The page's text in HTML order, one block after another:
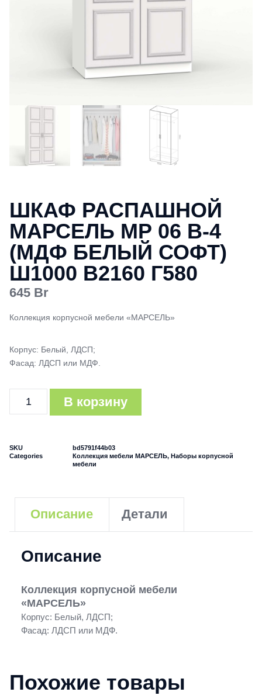
ШКАФ РАСПАШНОЙ
МАРСЕЛЬ МР 06 В-4
(МДФ БЕЛЫЙ СОФТ)
Ш1000 В2160 Г580
645 Br
Коллекция корпусной мебели «МАРСЕЛЬ»
Корпус: Белый, ЛДСП;
Фасад: ЛДСП или МДФ.
В корзину
SKU
bd5791f44b03
Categories
Коллекция мебели МАРСЕЛЬ, Наборы корпусной
мебели
Описание Детали
Описание
Коллекция корпусной мебели
«МАРСЕЛЬ»
Корпус: Белый, ЛДСП;
Фасад: ЛДСП или МДФ.
Похожие товары